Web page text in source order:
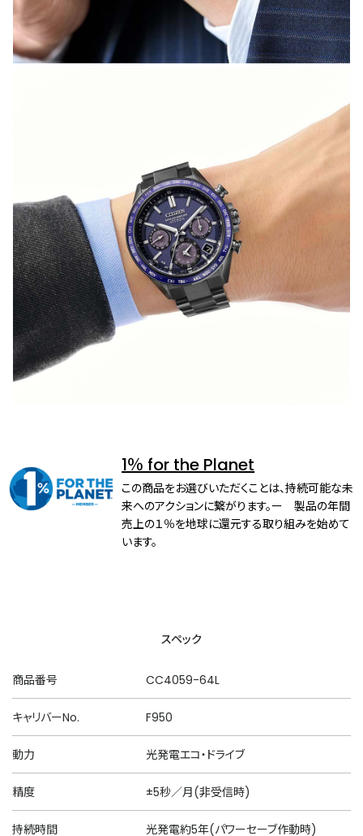
1％ for the Planet
この商品をお選びいただくことは、持続可能な未
来へのアクションに繋がります。ー 製品の年間
売上の１％を地球に還元する取り組みを始めて
います。
スペック
商品番号 CC4059-64L
キャリバーNo. F950
動力 光発電エコ・ドライブ
精度 ±5秒／月(非受信時)
持続時間 光発電約5年(パワーセーブ作動時)